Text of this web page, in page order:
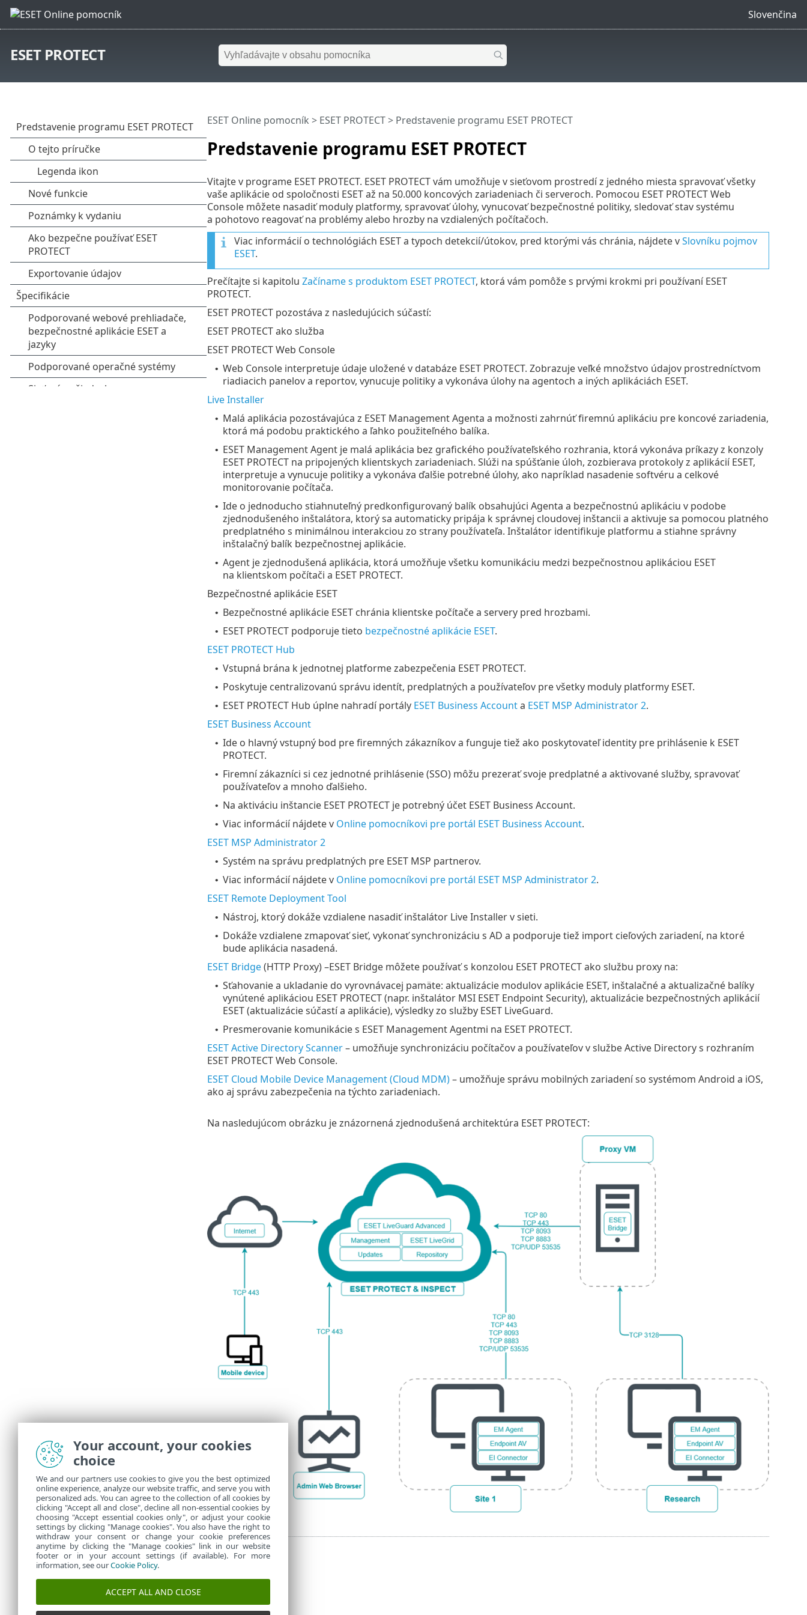
Slovenčina
ESET PROTECT
Predstavenie programu ESET PROTECT
ESET Online pomocník > ESET PROTECT> Predstavenie programu ESET PROTECT
Vitajte v programe ESET PROTECT. ESET PROTECT vám umožňuje v sieťovom prostredí z jedného miesta spravovať všetky
vaše aplikácie od spoločnosti ESET až na 50.000 koncových zariadeniach či serveroch. Pomocou ESET PROTECT Web
Console môžete nasadiť moduly platformy, spravovať úlohy, vynucovať bezpečnostné politiky, sledovať stav systému
a pohotovo reagovať na problémy alebo hrozby na vzdialených počítačoch.
Viac informácií o technológiách ESET a typoch detekcií/útokov, pred ktorými vás chránia, nájdete vSlovníku pojmov
ESET.
Prečítajte si kapitolu Začíname s produktom ESET PROTECT, ktorá vám pomôže s prvými krokmi pri používaní ESET
PROTECT.
ESET PROTECT pozostáva z nasledujúcich súčastí:
ESET PROTECT ako služba
ESET PROTECT Web Console
• Web Console interpretuje údaje uložené v databáze ESET PROTECT. Zobrazuje veľké množstvo údajov prostredníctvom
riadiacich panelov a reportov, vynucuje politiky a vykonáva úlohy na agentoch a iných aplikáciách ESET.
Live Installer
• Malá aplikácia pozostávajúca z ESET Management Agenta a možnosti zahrnúť firemnú aplikáciu pre koncové zariadenia,
ktorá má podobu praktického a ľahko použiteľného balíka.
• ESET Management Agent je malá aplikácia bez grafického používateľského rozhrania, ktorá vykonáva príkazy z konzoly
ESET PROTECT na pripojených klientskych zariadeniach. Slúži na spúšťanie úloh, zozbierava protokoly z aplikácií ESET,
interpretuje a vynucuje politiky a vykonáva ďalšie potrebné úlohy, ako napríklad nasadenie softvéru a celkové
monitorovanie počítača.
• Ide o jednoducho stiahnuteľný predkonfigurovaný balík obsahujúci Agenta a bezpečnostnú aplikáciu v podobe
zjednodušeného inštalátora, ktorý sa automaticky pripája k správnej cloudovej inštancii a aktivuje sa pomocou platného
predplatného s minimálnou interakciou zo strany používateľa. Inštalátor identifikuje platformu a stiahne správny
inštalačný balík bezpečnostnej aplikácie.
• Agent je zjednodušená aplikácia, ktorá umožňuje všetku komunikáciu medzi bezpečnostnou aplikáciou ESET
na klientskom počítači a ESET PROTECT.
Bezpečnostné aplikácie ESET
• Bezpečnostné aplikácie ESET chránia klientske počítače a servery pred hrozbami.
• ESET PROTECT podporuje tieto bezpečnostné aplikácie ESET.
ESET PROTECT Hub
• Vstupná brána k jednotnej platforme zabezpečenia ESET PROTECT.
• Poskytuje centralizovanú správu identít, predplatných a používateľov pre všetky moduly platformy ESET.
• ESET PROTECT Hub úplne nahradí portály ESET Business Accounta ESET MSP Administrator 2.
ESET Business Account
• Ide o hlavný vstupný bod pre firemných zákazníkov a funguje tiež ako poskytovateľ identity pre prihlásenie k ESET
PROTECT.
• Firemní zákazníci si cez jednotné prihlásenie (SSO) môžu prezerať svoje predplatné a aktivované služby, spravovať
používateľov a mnoho ďalšieho.
• Na aktiváciu inštancie ESET PROTECT je potrebný účet ESET Business Account.
• Viac informácií nájdete v Online pomocníkovi pre portál ESET Business Account.
ESET MSP Administrator 2
• Systém na správu predplatných pre ESET MSP partnerov.
• Viac informácií nájdete v Online pomocníkovi pre portál ESET MSP Administrator 2.
ESET Remote Deployment Tool
• Nástroj, ktorý dokáže vzdialene nasadiť inštalátor Live Installer v sieti.
• Dokáže vzdialene zmapovať sieť, vykonať synchronizáciu s AD a podporuje tiež import cieľových zariadení, na ktoré
bude aplikácia nasadená.
ESET Bridge(HTTP Proxy) –ESET Bridge môžete používať s konzolou ESET PROTECT ako službu proxy na:
• Sťahovanie a ukladanie do vyrovnávacej pamäte: aktualizácie modulov aplikácie ESET, inštalačné a aktualizačné balíky
vynútené aplikáciou ESET PROTECT (napr. inštalátor MSI ESET Endpoint Security), aktualizácie bezpečnostných aplikácií
ESET (aktualizácie súčastí a aplikácie), výsledky zo služby ESET LiveGuard.
• Presmerovanie komunikácie s ESET Management Agentmi na ESET PROTECT.
ESET Active Directory Scanner– umožňuje synchronizáciu počítačov a používateľov v službe Active Directory s rozhraním
ESET PROTECT Web Console.
ESET Cloud Mobile Device Management (Cloud MDM)– umožňuje správu mobilných zariadení so systémom Android a iOS,
ako aj správu zabezpečenia na týchto zariadeniach.
Na nasledujúcom obrázku je znázornená zjednodušená architektúra ESET PROTECT:
Your account, your cookies
choice
We and our partners use cookies to give you the best optimized
online experience, analyze our website traffic, and serve you with
personalized ads. You can agree to the collection of all cookies by
clicking "Accept all and close", decline all non-essential cookies by
choosing "Accept essential cookies only", or adjust your cookie
settings by clicking "Manage cookies". You also have the right to
withdraw your consent or change your cookie preferences
anytime by clicking the "Manage cookies" link in our website
footer or in your account settings (if available). For more
information, see ourCookie Policy.
ACCEPT ALL AND CLOSE